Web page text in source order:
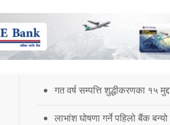
गत वर्ष सम्पत्ति शुद्धीकरणका १५
लाभांश घोषणा गर्ने पहिलो बैंक